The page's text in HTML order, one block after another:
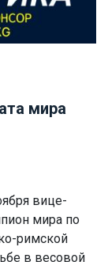
мира
вице-
мира по
римской
в весовой